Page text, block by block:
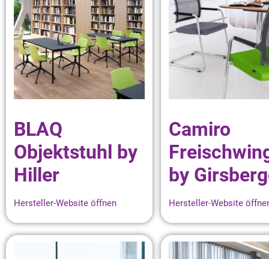
BLAQ
Objektstuhl by
Hiller
Hersteller-Website öffnen
Camiro
by
Hersteller-Website